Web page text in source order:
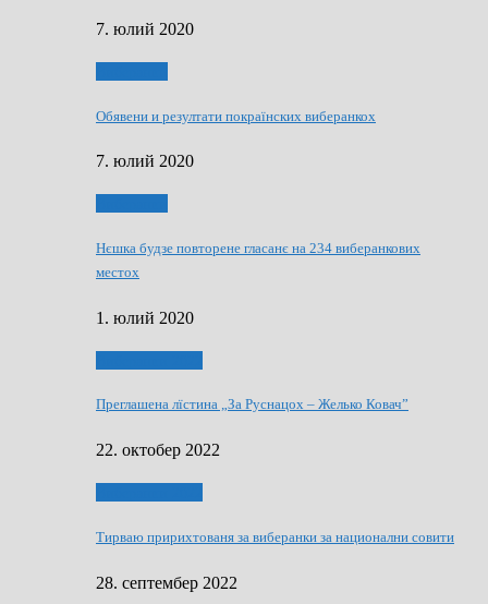
7. юлий 2020
Обявени и резултати покраїнских виберанкох
7. юлий 2020
Нєшка будзе повторене гласанє на 234 виберанкових
местох
1. юлий 2020
Преглашена лїстина „За Руснацох – Желько Ковач”
22. октобер 2022
Тирваю пририхтованя за виберанки за национални совити
28. септембер 2022